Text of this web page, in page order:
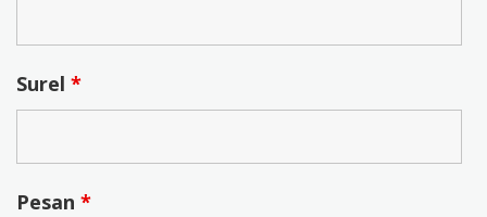
Surel *
Pesan *